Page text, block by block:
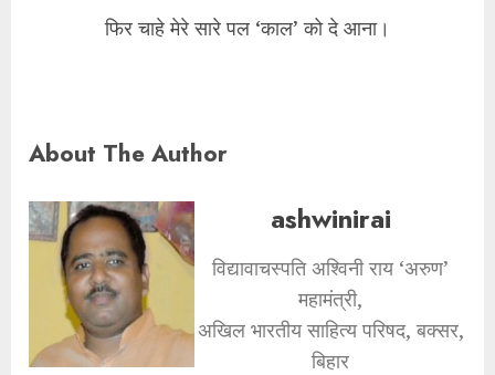
फिर चाहे मेरे सारे पल ‘काल’ को दे आना।
About The Author
ashwinirai
विद्यावाचस्पति अश्विनी राय ‘अरुण’
महामंत्री,
अखिल भारतीय साहित्य परिषद, बक्सर,
बिहार